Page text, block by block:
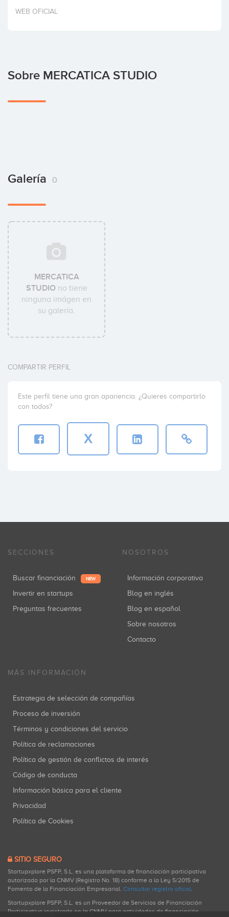
Invertir
WEB OFICIAL
Sobre MERCATICA STUDIO
Galería 0
MERCATICA
STUDIOno tiene
ninguna imágen en
su galería.
COMPARTIR PERFIL
Este perfil tiene una gran apariencia. ¿Quieres compartirlo
con todos?
X
SECCIONES
Buscar financiación NEW
Invertir en startups
Preguntas frecuentes
NOSOTROS
Información corporativa
Blog en inglés
Blog en español
Sobre nosotros
Contacto
MÁS INFORMACIÓN
Estrategia de selección de compañías
Proceso de inversión
Términos y condiciones del servicio
Política de reclamaciones
Política de gestión de conflictos de interés
Código de conducta
Información básica para el cliente
Privacidad
Política de Cookies
SITIO SEGURO
Startupxplore PSFP, S.L. es una plataforma de financiación participativa
autorizada por la CNMV (Registro No. 18) conforme a la Ley 5/2015 de
Fomento de la Financiación Empresarial. Consultar registro oficial.
Startupxplore PSFP, S.L. es un Proveedor de Servicios de Financiación
Participativa registrado en la CNMV para actividades de financiación